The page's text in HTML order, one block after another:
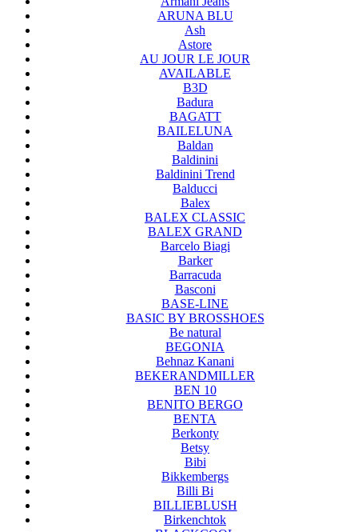
ARUNA BLU
Ash
Astore
AU JOUR LE JOUR
AVAILABLE
B3D
Badura
BAGATT
BAILELUNA
Baldan
Baldinini
Baldinini Trend
Balducci
Balex
BALEX CLASSIC
BALEX GRAND
Barcelo Biagi
Barker
Barracuda
Basconi
BASE-LINE
BASIC BY BROSSHOES
Be natural
BEGONIA
Behnaz Kanani
BEKERANDMILLER
BEN 10
BENITO BERGO
BENTA
Berkonty
Betsy
Bibi
Bikkembergs
Billi Bi
BILLIEBLUSH
Birkenchtok